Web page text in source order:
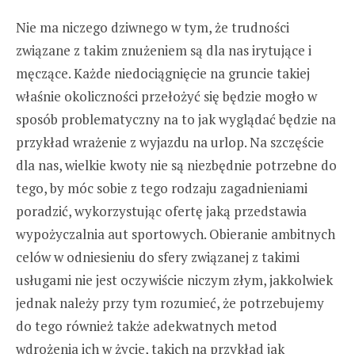
Nie ma niczego dziwnego w tym, że trudności
związane z takim znużeniem są dla nas irytujące i
męczące. Każde niedociągnięcie na gruncie takiej
właśnie okoliczności przełożyć się będzie mogło w
sposób problematyczny na to jak wyglądać będzie na
przykład wrażenie z wyjazdu na urlop. Na szczęście
dla nas, wielkie kwoty nie są niezbędnie potrzebne do
tego, by móc sobie z tego rodzaju zagadnieniami
poradzić, wykorzystując ofertę jaką przedstawia
wypożyczalnia aut sportowych. Obieranie ambitnych
celów w odniesieniu do sfery związanej z takimi
usługami nie jest oczywiście niczym złym, jakkolwiek
jednak należy przy tym rozumieć, że potrzebujemy
do tego również także adekwatnych metod
wdrożenia ich w życie, takich na przykład jak